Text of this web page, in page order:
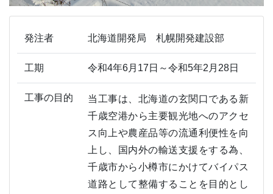
発注者 北海道開発局 札幌開発建設部
工期 令和4年6月17日～令和5年2月28日
工事の目的
当工事は、北海道の玄関口である新
千歳空港から主要観光地へのアクセ
ス向上や農産品等の流通利便性を向
上し、国内外の輸送支援をする為、
千歳市から小樽市にかけてバイパス
道路として整備することを目的とし